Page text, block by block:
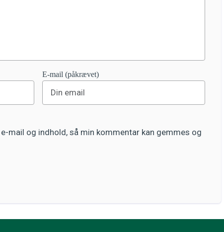
E-mail (påkrævet)
mail og indhold, så min kommentar kan gemmes og